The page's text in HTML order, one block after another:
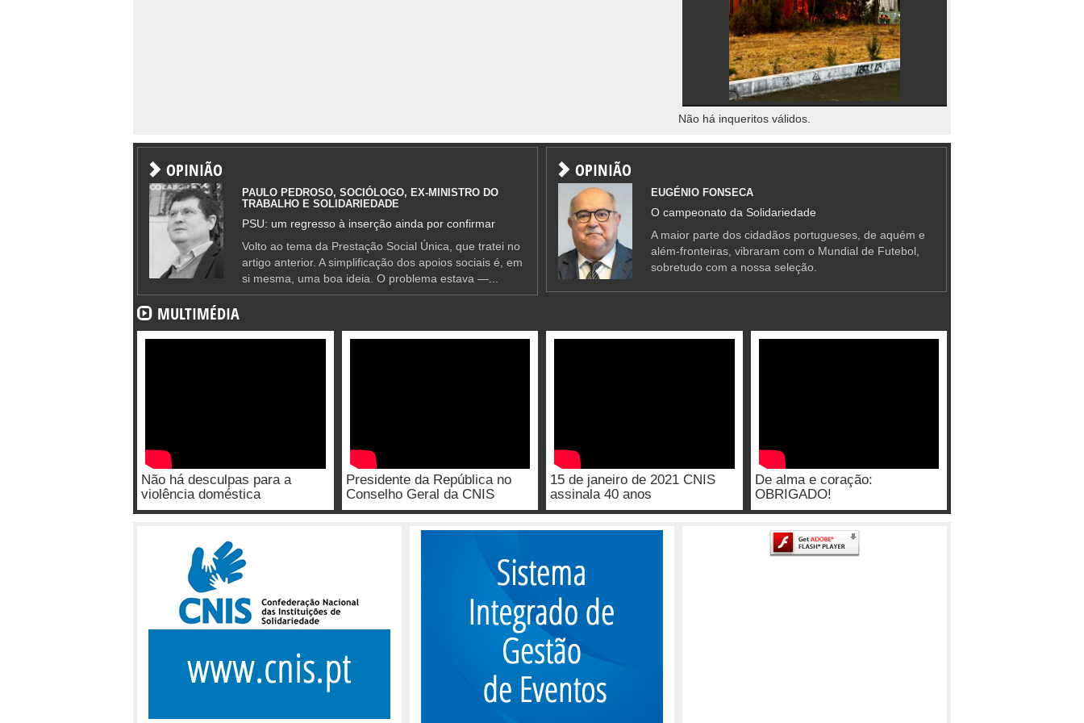
Não há inqueritos válidos.
OPINIÃO
PAULO PEDROSO, SOCIÓLOGO, EX-MINISTRO DO
TRABALHO E SOLIDARIEDADE
PSU: um regresso à inserção ainda por confirmar
Volto ao tema da Prestação Social Única, que tratei no
artigo anterior. A simplificação dos apoios sociais é, em
si mesma, uma boa ideia. O problema estava —...
OPINIÃO
EUGÉNIO FONSECA
O campeonato da Solidariedade
A maior parte dos cidadãos portugueses, de aquém e
além-fronteiras, vibraram com o Mundial de Futebol,
sobretudo com a nossa seleção.
MULTIMÉDIA
Não há desculpas para a
violência doméstica
Presidente da República no
Conselho Geral da CNIS
15 de janeiro de 2021 CNIS
assinala 40 anos
De alma e coração:
OBRIGADO!